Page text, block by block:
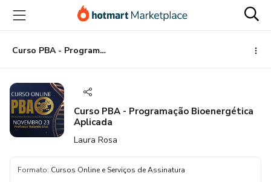
para
conteúdo
principal
para
pagamento
para
rodapé
Curso PBA - Programação Bioenergética Aplicada
Curso PBA - Programação Bioenergética
Aplicada
Laura Rosa
Formato: Cursos Online e Serviços de Assinatura